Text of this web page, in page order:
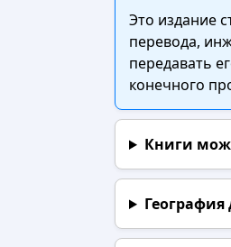
Это издание
перевода,
передавать
конечного
Книги
География